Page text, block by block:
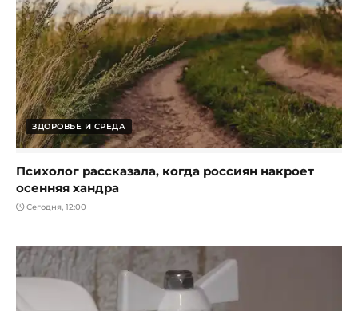
ЗДОРОВЬЕ И СРЕДА
Психолог рассказала, когда россиян накроет
осенняя хандра
Сегодня, 12:00